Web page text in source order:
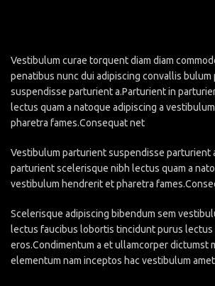
Vestibulum curae torquent diam diam
penatibus nunc dui adipiscing convallis
suspendisse parturient a.Parturient in
lectus quam a natoque adipiscing a
pharetra fames.Consequat net
Vestibulum parturient suspendisse parturient
parturient scelerisque nibh lectus quam a
vestibulum hendrerit et pharetra
Scelerisque adipiscing bibendum sem
lectus faucibus lobortis tincidunt purus lectus
eros.Condimentum a et ullamcorper dictumst
elementum nam inceptos hac vestibulum